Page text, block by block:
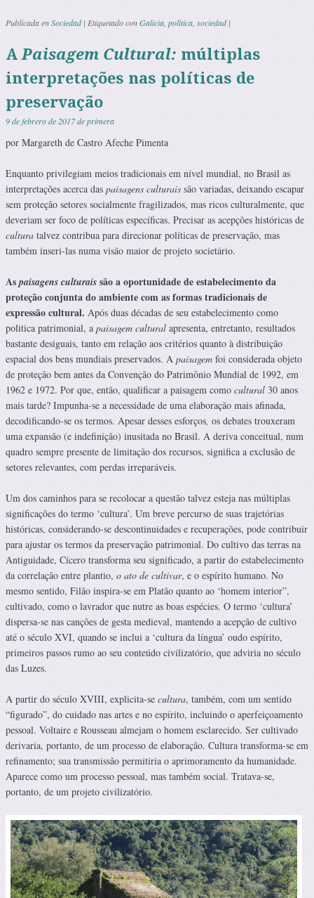
Publicada enSociedad | Etiquetado conGalicia política sociedad |
APaisagem Cultural: múltiplas
interpretações nas políticas de
preservação
9 de febrero de 2017deprimera
por Margareth de Castro Afeche Pimenta
Enquanto privilegiam meios tradicionais em nível mundial, no Brasil as
interpretações acerca das paisagens culturais são variadas, deixando escapar
sem proteção setores socialmente fragilizados, mas ricos culturalmente, que
deveriam ser foco de políticas específicas. Precisar as acepções históricas de
cultura talvez contribua para direcionar políticas de preservação, mas
também inseri-las numa visão maior de projeto societário.
Aspaisagens culturais são a oportunidade de estabelecimento da
proteção conjunta do ambiente com as formas tradicionais de
expressão cultural. Após duas décadas de seu estabelecimento como
politica patrimonial, a paisagem cultural apresenta, entretanto, resultados
bastante desiguais, tanto em relação aos critérios quanto à distribuição
espacial dos bens mundiais preservados. A paisagem foi considerada objeto
de proteção bem antes da Convenção do Patrimônio Mundial de 1992, em
1962 e 1972. Por que, então, qualificar a paisagem como cultural 30 anos
mais tarde? Impunha-se a necessidade de uma elaboração mais afinada,
decodificando-se os termos. Apesar desses esforços, os debates trouxeram
uma expansão (e indefinição) inusitada no Brasil. A deriva conceitual, num
quadro sempre presente de limitação dos recursos, significa a exclusão de
setores relevantes, com perdas irreparáveis.
Um dos caminhos para se recolocar a questão talvez esteja nas múltiplas
significações do termo ‘cultura’. Um breve percurso de suas trajetórias
históricas, considerando-se descontinuidades e recuperações, pode contribuir
para ajustar os termos da preservação patrimonial. Do cultivo das terras na
Antiguidade, Cícero transforma seu significado, a partir do estabelecimento
da correlação entre plantio, o ato de cultivar, e o espírito humano. No
mesmo sentido, Filão inspira-se em Platão quanto ao ‘homem interior”,
cultivado, como o lavrador que nutre as boas espécies. O termo ‘cultura’
dispersa-se nas canções de gesta medieval, mantendo a acepção de cultivo
até o século XVI, quando se inclui a ‘cultura da língua’ oudo espírito,
primeiros passos rumo ao seu conteúdo civilizatório, que adviria no século
das Luzes.
A partir do século XVIII, explicita-se cultura, também, com um sentido
“figurado”, do cuidado nas artes e no espírito, incluindo o aperfeiçoamento
pessoal. Voltaire e Rousseau almejam o homem esclarecido. Ser cultivado
derivaria, portanto, de um processo de elaboração. Cultura transforma-se em
refinamento; sua transmissão permitiria o aprimoramento da humanidade.
Aparece como um processo pessoal, mas também social. Tratava-se,
portanto, de um projeto civilizatório.